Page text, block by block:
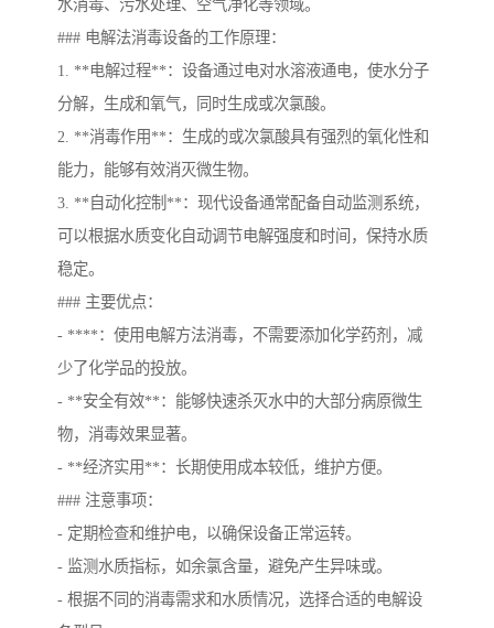
水消毒、污水处理、空气净化等领域。
### 电解法消毒设备的工作原理：
1. **电解过程**：设备通过电对水溶液通电，使水分子
分解，生成和氧气，同时生成或次氯酸。
2. **消毒作用**：生成的或次氯酸具有强烈的氧化性和
能力，能够有效消灭微生物。
3. **自动化控制**：现代设备通常配备自动监测系统，
可以根据水质变化自动调节电解强度和时间，保持水质
稳定。
### 主要优点：
- ****：使用电解方法消毒，不需要添加化学药剂，减
少了化学品的投放。
- **安全有效**：能够快速杀灭水中的大部分病原微生
物，消毒效果显著。
- **经济实用**：长期使用成本较低，维护方便。
### 注意事项：
- 定期检查和维护电，以确保设备正常运转。
- 监测水质指标，如余氯含量，避免产生异味或。
- 根据不同的消毒需求和水质情况，选择合适的电解设